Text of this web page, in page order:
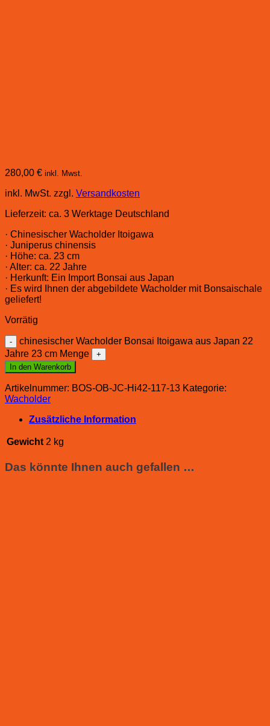
280,00 € inkl. Mwst.
inkl. MwSt. zzgl. Versandkosten
Lieferzeit: ca. 3 Werktage Deutschland
· Chinesischer Wacholder Itoigawa
· Juniperus chinensis
· Höhe: ca. 23 cm
· Alter: ca. 22 Jahre
· Herkunft: Ein Import Bonsai aus Japan
· Es wird Ihnen der abgebildete Wacholder mit Bonsaischale
geliefert!
Vorrätig
chinesischer Wacholder Bonsai Itoigawa aus Japan 22
Jahre 23 cm Menge
In den Warenkorb
Artikelnummer: BOS-OB-JC-Hi42-117-13 Kategorie:
Wacholder
Zusätzliche Information
Gewicht 2 kg
Das könnte Ihnen auch gefallen …